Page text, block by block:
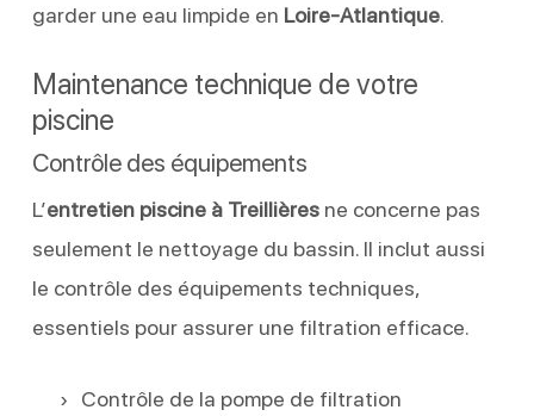
garder une eau limpide en Loire-Atlantique.
Maintenance technique de votre
piscine
Contrôle des équipements
L’entretien piscine à Treillièresne concerne pas
seulement le nettoyage du bassin. Il inclut aussi
le contrôle des équipements techniques,
essentiels pour assurer une filtration efficace.
Contrôle de la pompe de filtration